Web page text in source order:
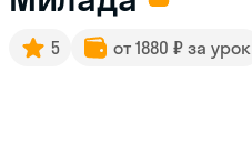
5 от 1880 ₽ за урок